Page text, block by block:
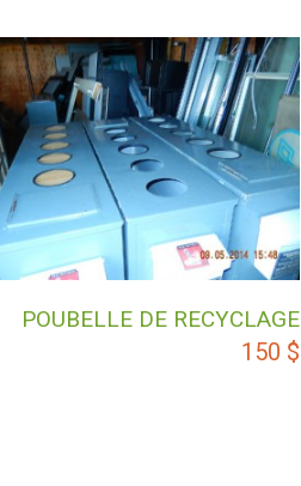
POUBELLE DE RECYCLAGE
150 $